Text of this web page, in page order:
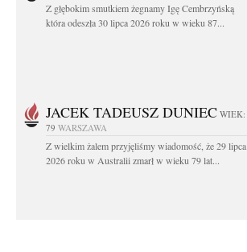
Z głębokim smutkiem żegnamy Igę Cembrzyńską
która odeszła 30 lipca 2026 roku w wieku 87...
JACEK TADEUSZ DUNIEC WIEK:
79 WARSZAWA
Z wielkim żalem przyjęliśmy wiadomość, że 29 lipca
2026 roku w Australii zmarł w wieku 79 lat...